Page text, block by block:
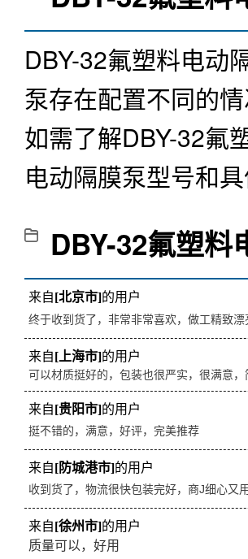
DBY-32氟塑料电动
泵存在配置不同的
如需了解DBY-32氟
电动隔膜泵型号和
DBY-32氟塑料
来自[北京市]的用户
终于收到货了，非常非常喜欢，做工精致
来自[上海市]的用户
可以材质挺好的，包装也很严实，很满意，
来自[贵阳市]的用户
挺不错的，满意，好评，完美推荐
来自[防城港市]的用户
收到货了，物流很快包装完好，商J细心又
来自[徐州市]的用户
质量可以，好用